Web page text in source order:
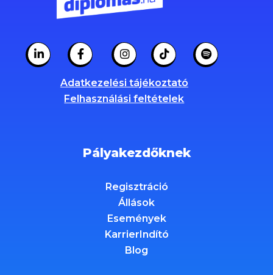
Adatkezelési tájékoztató
Felhasználási feltételek
Pályakezdőknek
Regisztráció
Állások
Események
KarrierIndító
Blog